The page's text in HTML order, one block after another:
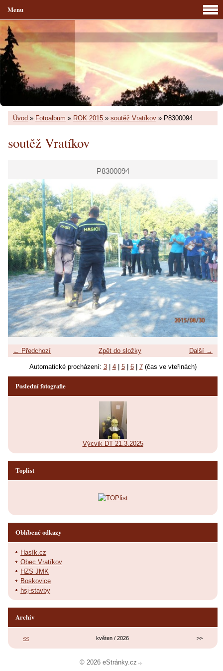
Úvod » Fotoalbum » ROK 2015 » soutěž Vratíkov » P8300094
soutěž Vratíkov
P8300094
← Předchozí Další →
Zpět do složky
Automatické procházení: 3| 4| 5| 6| 7(čas ve vteřinách)
Menu
Poslední fotografie
Výcvik DT 21.3.2025
Toplist
Oblíbené odkazy
Hasík.cz
Obec Vratíkov
HZS JMK
Boskovice
hsj-stavby
Archiv
<< květen / 2026 >>
© 2026 eStránky.cz